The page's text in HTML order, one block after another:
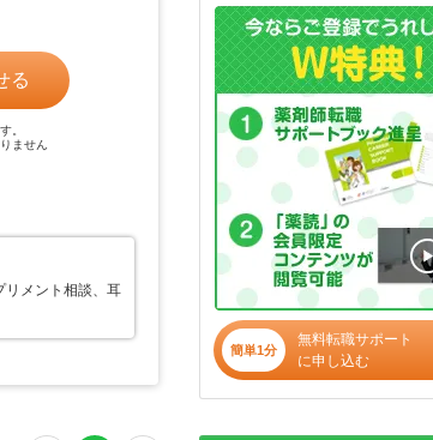
る
。
ません
リメント相談、耳
簡単1分
無料転職サポート
に申し込む